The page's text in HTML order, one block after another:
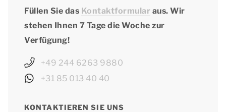
Füllen Sie das Kontaktformular aus. Wir
stehen Ihnen 7 Tage die Woche zur
Verfügung!
+49 244 6263 9880
+31 85 013 40 40
KONTAKTIEREN SIE UNS